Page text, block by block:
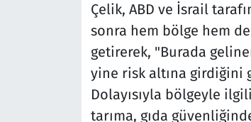
Çelik, ABD ve İsrail
sonra hem bölge hem
getirerek, "Burada
yine risk altına girdiğini
Dolayısıyla bölgeyle
tarıma, gıda